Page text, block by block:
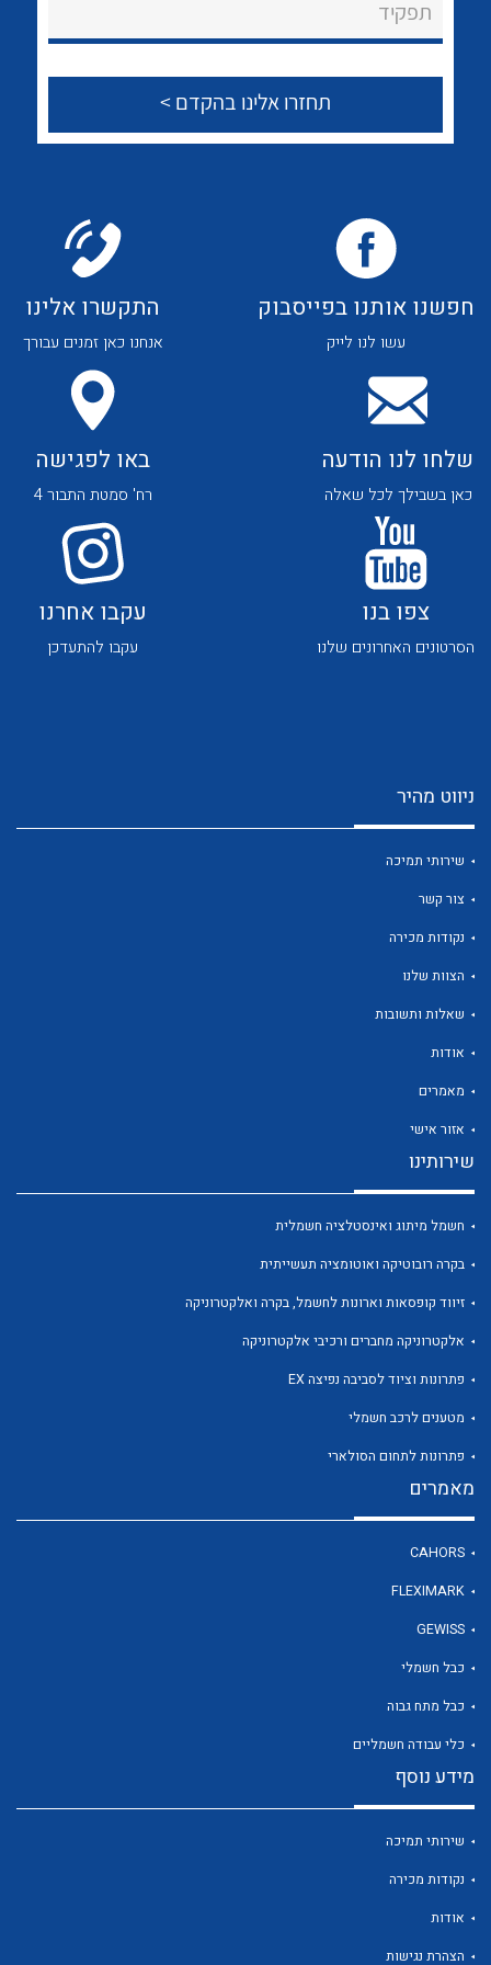
צור קשר
לכל מוצרי היצרן
לכל מוצרי היצרן לכל מוצרי היצרן
לכל מוצרי היצרן
תפקיד
חפשנו אותנו בפייסבוק
עשו לנו לייק
התקשרו אלינו
אנחנו כאן זמנים עבורך
שלחו לנו הודעה
כאן בשבילך לכל שאלה
באו לפגישה
רח' סמטת התבור 4
צפו בנו
הסרטונים האחרונים שלנו
עקבו אחרנו
עקבו להתעדכן
ניווט מהיר
שירותי תמיכה
צור קשר
נקודות מכירה
הצוות שלנו
שאלות ותשובות
אודות
מאמרים
אזור אישי
שירותינו
חשמל מיתוג ואינסטלציה חשמלית
בקרה רובוטיקה ואוטומציה תעשייתית
זיווד קופסאות וארונות לחשמל, בקרה ואלקטרוניקה
אלקטרוניקה מחברים ורכיבי אלקטרוניקה
פתרונות וציוד לסביבה נפיצה EX
מטענים לרכב חשמלי
פתרונות לתחום הסולארי
מאמרים
CAHORS
FLEXIMARK
GEWISS
כבל חשמלי
כבל מתח גבוה
כלי עבודה חשמליים
מידע נוסף
שירותי תמיכה
נקודות מכירה
אודות
הצהרת נגישות